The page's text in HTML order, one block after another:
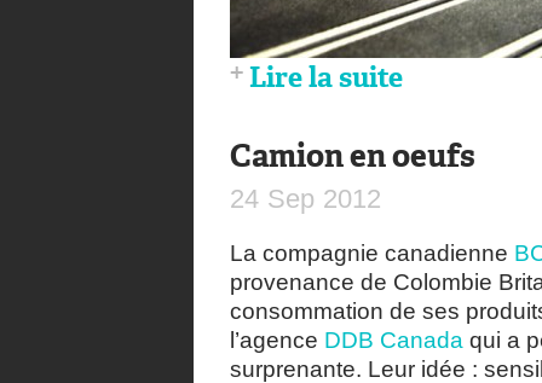
Lire la suite
Camion en oeufs
24 Sep 2012
La compagnie canadienne
provenance de Colombie
consommation de ses
l’agence DDB Canada qui a
surprenante. Leur idée :